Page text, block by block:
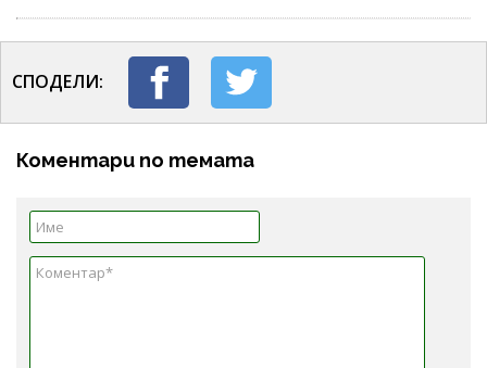
СПОДЕЛИ:
Коментари по темата